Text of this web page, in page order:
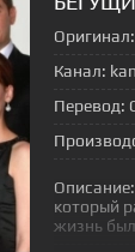
Оригинал:
Канал:
Перевод:
Описание:
который
жизнь